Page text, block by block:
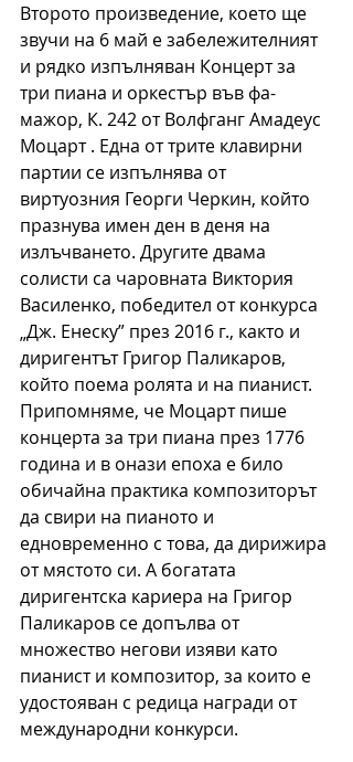
Второто произведение, което ще
звучи на 6 май е забележителният
и рядко изпълняван Концерт за
три пиана и оркестър във фа-
мажор, К. 242 от Волфганг Амадеус
Моцарт . Една от трите клавирни
партии се изпълнява от
виртуозния Георги Черкин, който
празнува имен ден в деня на
излъчването. Другите двама
солисти са чаровната Виктория
Василенко, победител от конкурса
„Дж. Енеску” през 2016 г., както и
диригентът Григор Паликаров,
който поема ролята и на пианист.
Припомняме, че Моцарт пише
концерта за три пиана през 1776
година и в онази епоха е било
обичайна практика композиторът
да свири на пианото и
едновременно с това, да дирижира
от мястото си. А богатата
диригентска кариера на Григор
Паликаров се допълва от
множество негови изяви като
пианист и композитор, за които е
удостояван с редица награди от
международни конкурси.